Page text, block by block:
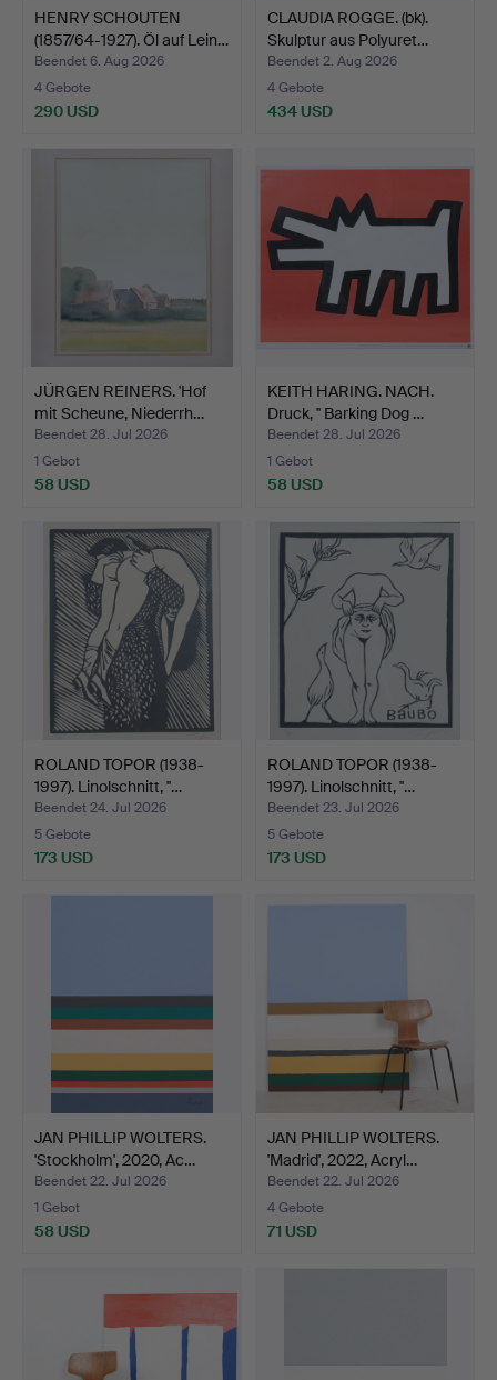
HENRY SCHOUTEN
(1857/64-1927). Öl auf Lein…
Beendet 6. Aug 2026
4 Gebote
290 USD
CLAUDIA ROGGE. (bk).
Skulptur aus Polyuret…
Beendet 2. Aug 2026
4 Gebote
434 USD
JÜRGEN REINERS. 'Hof
mit Scheune, Niederrh…
Beendet 28. Jul 2026
1 Gebot
58 USD
KEITH HARING. NACH.
Druck, '' Barking Dog …
Beendet 28. Jul 2026
1 Gebot
58 USD
ROLAND TOPOR (1938-
1997). Linolschnitt, ''…
Beendet 24. Jul 2026
5 Gebote
173 USD
ROLAND TOPOR (1938-
1997). Linolschnitt, ''…
Beendet 23. Jul 2026
5 Gebote
173 USD
JAN PHILLIP WOLTERS.
'Stockholm', 2020, Ac…
Beendet 22. Jul 2026
1 Gebot
58 USD
JAN PHILLIP WOLTERS.
'Madrid', 2022, Acryl…
Beendet 22. Jul 2026
4 Gebote
71 USD